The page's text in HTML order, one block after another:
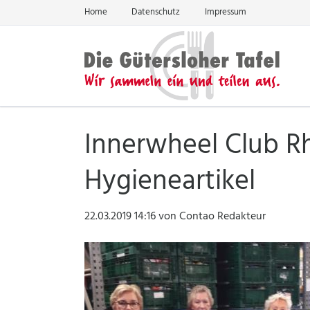
Home Datenschutz Impressum
Innerwheel Club
Hygieneartikel
22.03.2019 14:16von Contao Redakteur